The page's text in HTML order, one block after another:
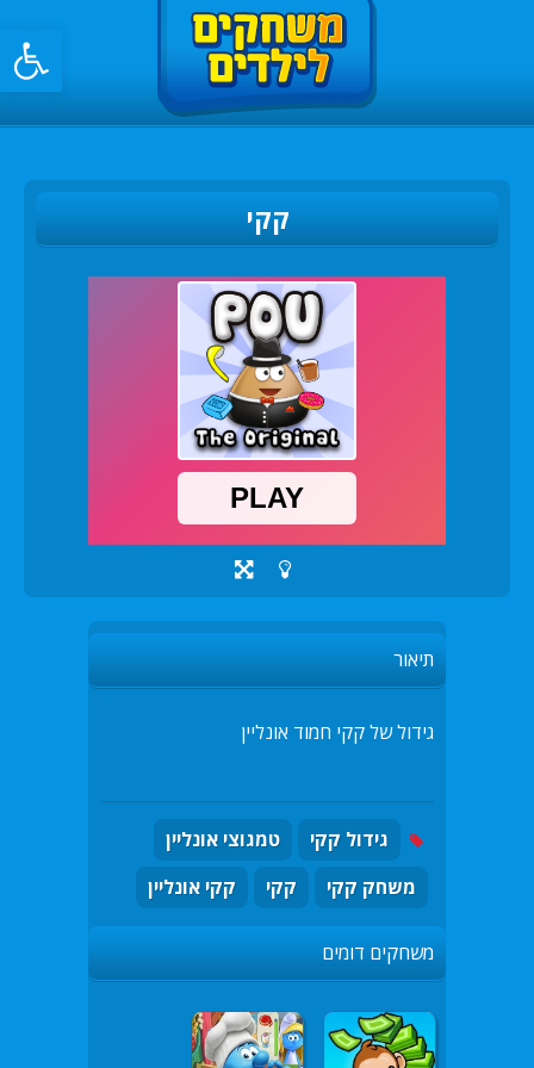
פתח
קקי
תיאור
גידול של קקי חמוד אונליין
גידול קקי
טמגוצי אונליין
משחק קקי
קקי קקי אונליין
משחקים דומים